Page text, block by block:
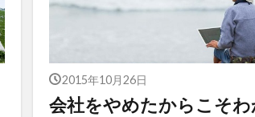
2015年10月26日
会社をやめたからこそ